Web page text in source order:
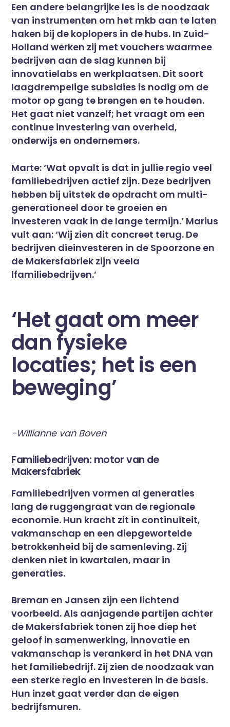
Een andere belangrijke les is de noodzaak
van instrumenten om het mkb aan te laten
haken bij de koplopers in de hubs. In Zuid-
Holland werken zij met vouchers waarmee
bedrijven aan de slag kunnen bij
innovatielabs en werkplaatsen. Dit soort
laagdrempelige subsidies is nodig om de
motor op gang te brengen en te houden.
Het gaat niet vanzelf; het vraagt om een
continue investering van overheid,
onderwijs en ondernemers.
Marte: ‘Wat opvalt is dat in jullie regio veel
familiebedrijven actief zijn. Deze bedrijven
hebben bij uitstek de opdracht om multi-
generationeel door te groeien en
investeren vaak in de lange termijn.’ Marius
vult aan: ‘Wij zien dit concreet terug. De
bedrijven dieinvesteren in de Spoorzone en
de Makersfabriek zijn veela
lfamiliebedrijven.’
‘Het gaat om meer
dan fysieke
locaties; het is een
beweging’
-Willianne van Boven
Familiebedrijven: motor van de
Makersfabriek
Familiebedrijven vormen al generaties
lang de ruggengraat van de regionale
economie. Hun kracht zit in continuïteit,
vakmanschap en een diepgewortelde
betrokkenheid bij de samenleving. Zij
denken niet in kwartalen, maar in
generaties.
Breman en Jansen zijn een lichtend
voorbeeld. Als aanjagende partijen achter
de Makersfabriek tonen zij hoe diep het
geloof in samenwerking, innovatie en
vakmanschap is verankerd in het DNA van
het familiebedrijf. Zij zien de noodzaak van
een sterke regio en investeren in de basis.
Hun inzet gaat verder dan de eigen
bedrijfsmuren.